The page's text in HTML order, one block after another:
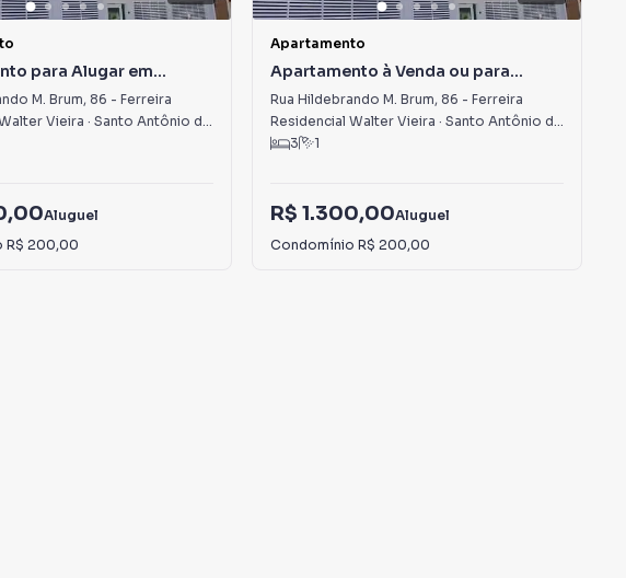
para Alugar em
M. Brum, 86 - Ferreira
Vieira · Santo Antônio de Pádua
RJ
Aluguel
R$ 200,00
Apartamento
Apartamento à Venda ou para
Alugar em Ferreira
Rua Hildebrando M. Brum, 86 - Ferreira
Residencial Walter Vieira · Santo Antônio de Pádua
3
1
R$ 1.300,00Aluguel
Condomínio R$ 200,00